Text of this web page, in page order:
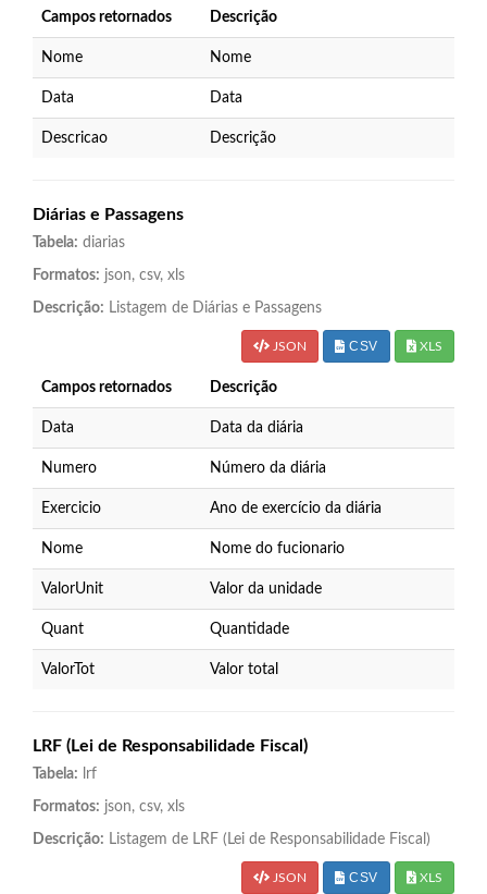
Campos retornados Descrição
Nome Nome
Data Data
Descricao Descrição
Diárias e Passagens
Tabela: diarias
Formatos: json, csv, xls
Descrição: Listagem de Diárias e Passagens
JSON CSV XLS
Campos retornados Descrição
Data Data da diária
Numero Número da diária
Exercicio Ano de exercício da diária
Nome Nome do fucionario
ValorUnit Valor da unidade
Quant Quantidade
ValorTot Valor total
LRF (Lei de Responsabilidade Fiscal)
Tabela: lrf
Formatos: json, csv, xls
Descrição: Listagem de LRF (Lei de Responsabilidade Fiscal)
JSON CSV XLS